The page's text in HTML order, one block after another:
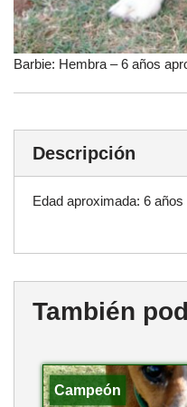
Barbie: Hembra – 6 años
Descripción
Edad aproximada: 6 años
También
Campeón